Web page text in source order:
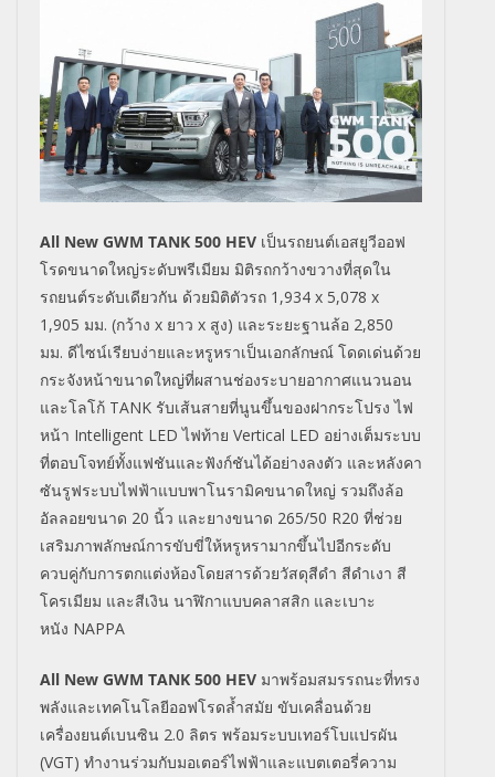
All New GWM TANK 500 HEV เป็นรถยนต์เอสยูวีออฟ
โรดขนาดใหญ่ระดับพรีเมียม มิติรถกว้างขวางที่สุดใน
รถยนต์ระดับเดียวกัน ด้วยมิติตัวรถ 1,934 x 5,078 x
1,905 มม. (กว้าง x ยาว x สูง) และระยะฐานล้อ 2,850
มม. ดีไซน์เรียบง่ายและหรูหราเป็นเอกลักษณ์ โดดเด่นด้วย
กระจังหน้าขนาดใหญ่ที่ผสานช่องระบายอากาศแนวนอน
และโลโก้ TANK รับเส้นสายที่นูนขึ้นของฝากระโปรง ไฟ
หน้า Intelligent LEDไฟท้าย Vertical LED อย่างเต็มระบบ
ที่ตอบโจทย์ทั้งแฟชันและฟังก์ชันได้อย่างลงตัว และหลังคา
ซันรูฟระบบไฟฟ้าแบบพาโนรามิคขนาดใหญ่ รวมถึงล้อ
อัลลอยขนาด 20 นิ้ว และยางขนาด 265/50 R20 ที่ช่วย
เสริมภาพลักษณ์การขับขี่ให้หรูหรามากขึ้นไปอีกระดับ
ควบคู่กับการตกแต่งห้องโดยสารด้วยวัสดุสีดำ สีดำเงา สี
โครเมียม และสีเงิน นาฬิกาแบบคลาสสิก และเบาะ
หนัง NAPPA
All New GWM TANK 500 HEV มาพร้อมสมรรถนะที่ทรง
พลังและเทคโนโลยีออฟโรดล้ำสมัย ขับเคลื่อนด้วย
เครื่องยนต์เบนซิน 2.0 ลิตร พร้อมระบบเทอร์โบแปรผัน
(VGT) ทำงานร่วมกับมอเตอร์ไฟฟ้าและแบตเตอรี่ความ